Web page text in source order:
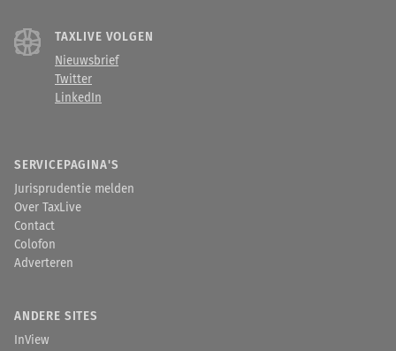
TAXLIVE VOLGEN
Nieuwsbrief
Twitter
LinkedIn
SERVICEPAGINA'S
Jurisprudentie melden
Over TaxLive
Contact
Colofon
Adverteren
ANDERE SITES
InView